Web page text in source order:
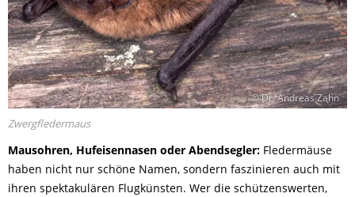
© Dr. Andreas Zahn
Zwergfledermaus
Mausohren, Hufeisennasen oder Abendsegler: Fledermäuse
haben nicht nur schöne Namen, sondern faszinieren auch mit
ihren spektakulären Flugkünsten. Wer die schützenswerten,